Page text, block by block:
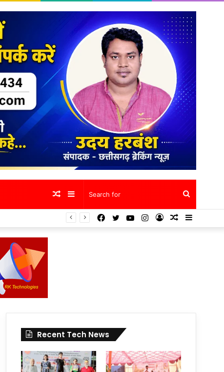
Search
for
Sidebar
Random
Article
Sidebar
Random
Log
Instagram
YouTube
Twitter
Facebook
Recent Tech News